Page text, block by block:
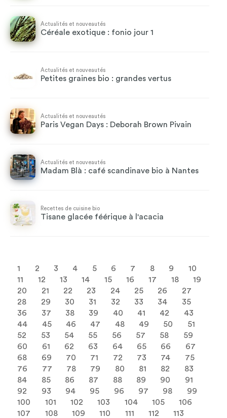
Actualités et nouveautés
Céréale exotique : fonio jour 1
Actualités et nouveautés
Petites graines bio : grandes vertus
Actualités et nouveautés
Paris Vegan Days : Deborah Brown Pivain
Actualités et nouveautés
Madam Blà : café scandinave bio à Nantes
Recettes de cuisine bio
Tisane glacée féérique à l'acacia
1 2 3 4 5 6 7 8 9
10
11
12 13 14 15 16 17 18
19
20
21 22 23 24 25 26
27
28
29 30 31 32 33 34
35
36
37 38 39 40 41 42
43
44
45 46 47 48 49 50
51
52
53 54 55 56 57 58
59
60
61 62 63 64 65 66
67
68
69 70 71 72 73 74
75
76
77 78 79 80 81 82
83
84
85 86 87 88 89 90
91
92
93 94 95 96 97 98
99
100
101 102 103 104 105
106
107
108 109 110 111 112
113